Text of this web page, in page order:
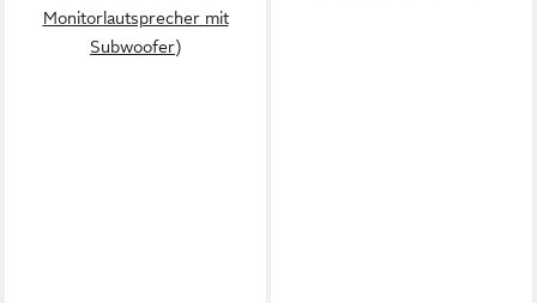
Monitorlautsprecher mit
Subwoofer)